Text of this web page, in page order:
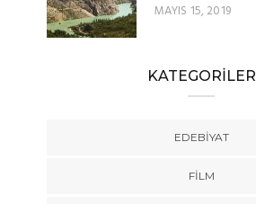
MAYIS 15, 2019
KATEGORİLER
EDEBIYAT
FILM